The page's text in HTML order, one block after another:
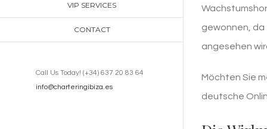
VIP SERVICES
CONTACT
Call Us Today! (+34) 637 20 83 64
info@charteringibiza.es
gewonnen, da
angesehen
Möchten Sie
deutsche